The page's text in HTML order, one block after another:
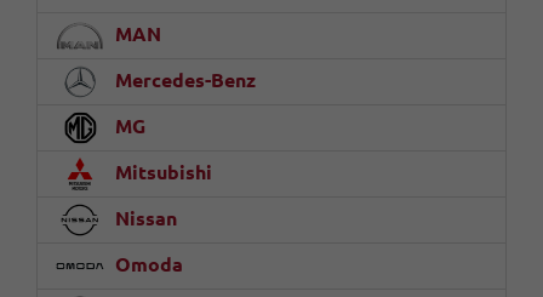
MAN
Mercedes-Benz
MG
Mitsubishi
Nissan
Omoda